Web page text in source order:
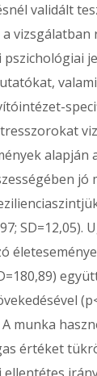
validált
vizsgálatban
pszichológiai
alapján
jó
SD=12,05).
munka
értéket